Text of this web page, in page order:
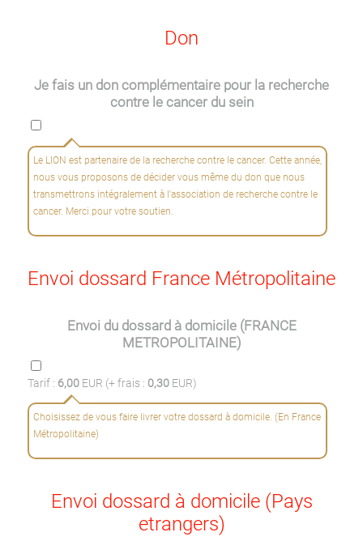
Don
Je fais un don complémentaire pour la recherche
contre le cancer du sein
Le LION est partenaire de la recherche contre le cancer. Cette année,
nous vous proposons de décider vous même du don que nous
transmettrons intégralement à l'association de recherche contre le
cancer. Merci pour votre soutien.
Envoi dossard France Métropolitaine
Envoi du dossard à domicile (FRANCE
METROPOLITAINE)
Tarif : 6,00 EUR (+ frais : 0,30 EUR)
Choisissez de vous faire livrer votre dossard à domicile. (En France
Métropolitaine)
Envoi dossard à domicile (Pays
etrangers)